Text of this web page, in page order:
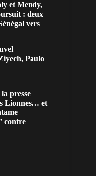
et Mendy,
: deux
vers
Paulo
presse
Lionnes… et
contre